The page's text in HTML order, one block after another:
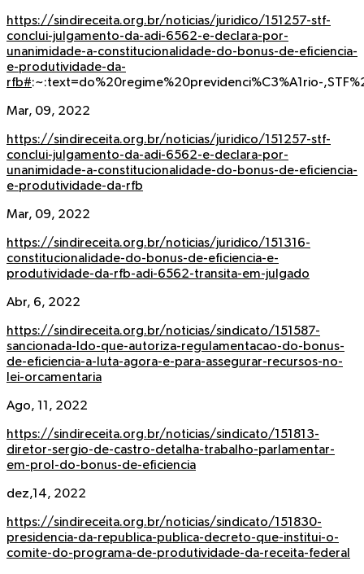
https://sindireceita.org.br/noticias/juridico/151257-stf-
conclui-julgamento-da-adi-6562-e-declara-por-
unanimidade-a-constitucionalidade-do-bonus-de-eficiencia-
e-produtividade-da-
rfb#:~:text=do%20regime%20previdenci%C3%A1rio-
Mar, 09, 2022
https://sindireceita.org.br/noticias/juridico/151257-stf-
conclui-julgamento-da-adi-6562-e-declara-por-
unanimidade-a-constitucionalidade-do-bonus-de-eficiencia-
e-produtividade-da-rfb
Mar, 09, 2022
https://sindireceita.org.br/noticias/juridico/151316-
constitucionalidade-do-bonus-de-eficiencia-e-
produtividade-da-rfb-adi-6562-transita-em-julgado
Abr, 6, 2022
https://sindireceita.org.br/noticias/sindicato/151587-
sancionada-ldo-que-autoriza-regulamentacao-do-bonus-
de-eficiencia-a-luta-agora-e-para-assegurar-recursos-no-
lei-orcamentaria
Ago, 11, 2022
https://sindireceita.org.br/noticias/sindicato/151813-
diretor-sergio-de-castro-detalha-trabalho-parlamentar-
em-prol-do-bonus-de-eficiencia
dez,14, 2022
https://sindireceita.org.br/noticias/sindicato/151830-
presidencia-da-republica-publica-decreto-que-institui-o-
comite-do-programa-de-produtividade-da-receita-federal